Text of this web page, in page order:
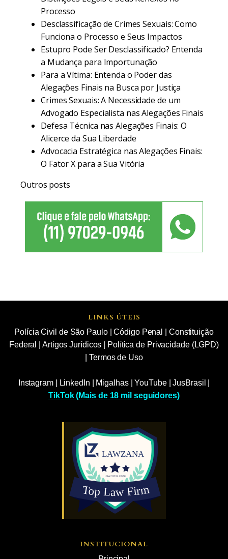
Processo
Desclassificação de Crimes Sexuais: Como
Funciona o Processo e Seus Impactos
Estupro Pode Ser Desclassificado? Entenda
a Mudança para Importunação
Para a Vítima: Entenda o Poder das
Alegações Finais na Busca por Justiça
Crimes Sexuais: A Necessidade de um
Advogado Especialista nas Alegações Finais
Defesa Técnica nas Alegações Finais: O
Alicerce da Sua Liberdade
Advocacia Estratégica nas Alegações Finais:
O Fator X para a Sua Vitória
Outros posts
LINKS ÚTEIS
Polícia Civil de São Paulo|Código Penal
Constituição
Federal
Artigos Jurídicos
Política de Privacidade (LGPD)
|Termos de Uso
Instagram| LinkedIn Migalhas|YouTube|JusBrasil
TikTok (Mais de 18 mil seguidores)
INSTITUCIONAL